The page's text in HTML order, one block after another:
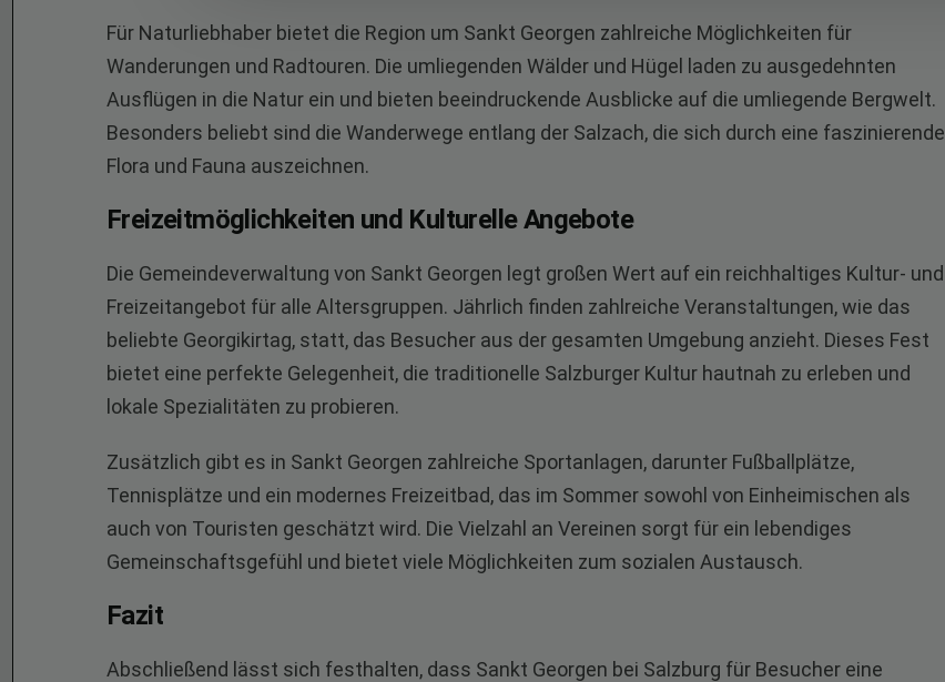
Für Naturliebhaber bietet die Region um Sankt Georgen zahlreiche Möglichkeiten für
Wanderungen und Radtouren. Die umliegenden Wälder und Hügel laden zu ausgedehnten
Ausflügen in die Natur ein und bieten beeindruckende Ausblicke auf die umliegende Bergwelt.
Besonders beliebt sind die Wanderwege entlang der Salzach, die sich durch eine faszinierende
Flora und Fauna auszeichnen.
Freizeitmöglichkeiten und Kulturelle Angebote
Die Gemeindeverwaltung von Sankt Georgen legt großen Wert auf ein reichhaltiges Kultur- und
Freizeitangebot für alle Altersgruppen. Jährlich finden zahlreiche Veranstaltungen, wie das
beliebte Georgikirtag, statt, das Besucher aus der gesamten Umgebung anzieht. Dieses Fest
bietet eine perfekte Gelegenheit, die traditionelle Salzburger Kultur hautnah zu erleben und
lokale Spezialitäten zu probieren.
Zusätzlich gibt es in Sankt Georgen zahlreiche Sportanlagen, darunter Fußballplätze,
Tennisplätze und ein modernes Freizeitbad, das im Sommer sowohl von Einheimischen als
auch von Touristen geschätzt wird. Die Vielzahl an Vereinen sorgt für ein lebendiges
Gemeinschaftsgefühl und bietet viele Möglichkeiten zum sozialen Austausch.
Fazit
Abschließend lässt sich festhalten, dass Sankt Georgen bei Salzburg für Besucher eine